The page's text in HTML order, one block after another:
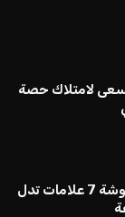
لامتلاك حصة
تحقق من قهوتك المغشوشة 7 علامات تدل